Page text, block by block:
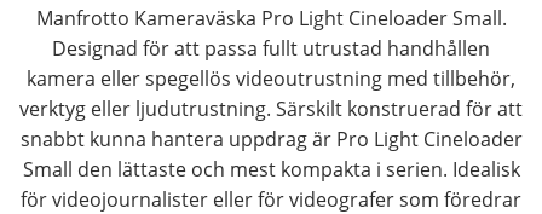
Manfrotto Kameraväska Pro Light Cineloader Small.
Designad för att passa fullt utrustad handhållen
kamera eller spegellös videoutrustning med tillbehör,
verktyg eller ljudutrustning. Särskilt konstruerad för att
snabbt kunna hantera uppdrag är Pro Light Cineloader
Small den lättaste och mest kompakta i serien. Idealisk
för videojournalister eller för videografer som föredrar